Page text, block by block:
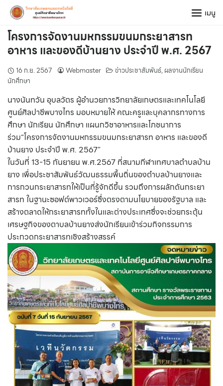
Skip
content
เมนู
โครงการจัดงานมหกรรมขนมกระยาสารท
อาหาร และของดีบ้านยาง ประจำปี พ.ศ. 2567
16 ก.ย. 2567 Webmaster ข่าวประชาสัมพันธ์,ผลงานนักเรียน
นักศึกษา
นางนันทวัน อุบลวัตร ผู้อำนวยการวิทยาลัยเกษตรและเทคโนโลยี
ศูนย์ศิลปาชีพบางไทร มอบหมายให้ คณะครูและบุคลากรทางการ
ศึกษา นักเรียน นักศึกษา แผนกวิชาอาหารและโภชนาการ
ร่วม“โครงการจัดงานมหกรรมขนมกระยาสารท อาหาร และของดี
บ้านยาง ประจำปี พ.ศ. 2567”
ในวันที่ 13-15 กันยายน พ.ศ.2567 ที่สนามกีฬาเทศบาลตำบลบ้าน
ยาง เพื่อประชาสัมพันธ์วัฒนธรรมพื้นถิ่นของตำบลบ้านยางและ
การกวนกระยาสารทให้เป็นที่รู้จักดีขึ้น รวมถึงการผลักดันกระยา
สารท ในฐานะซอฟต์พาวเวอร์ซึ่งตรงตามนโยบายของรัฐบาล และ
สร้างตลาดให้กระยาสารททั้งในและต่างประเทศซึ่งจะช่วยกระตุ้น
เศรษฐกิจของตาบลบ้านยางส่งนักเรียนเข้าร่วมกิจกรรมการ
ประกวดกระยาสารทเชิงสร้างสรรค์